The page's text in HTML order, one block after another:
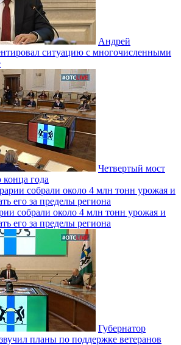
Андрей
ситуацию с многочисленными
Четвертый мост
года
собрали около 4 млн тонн урожая и
его за пределы региона
Губернатор
планы по поддержке ветеранов